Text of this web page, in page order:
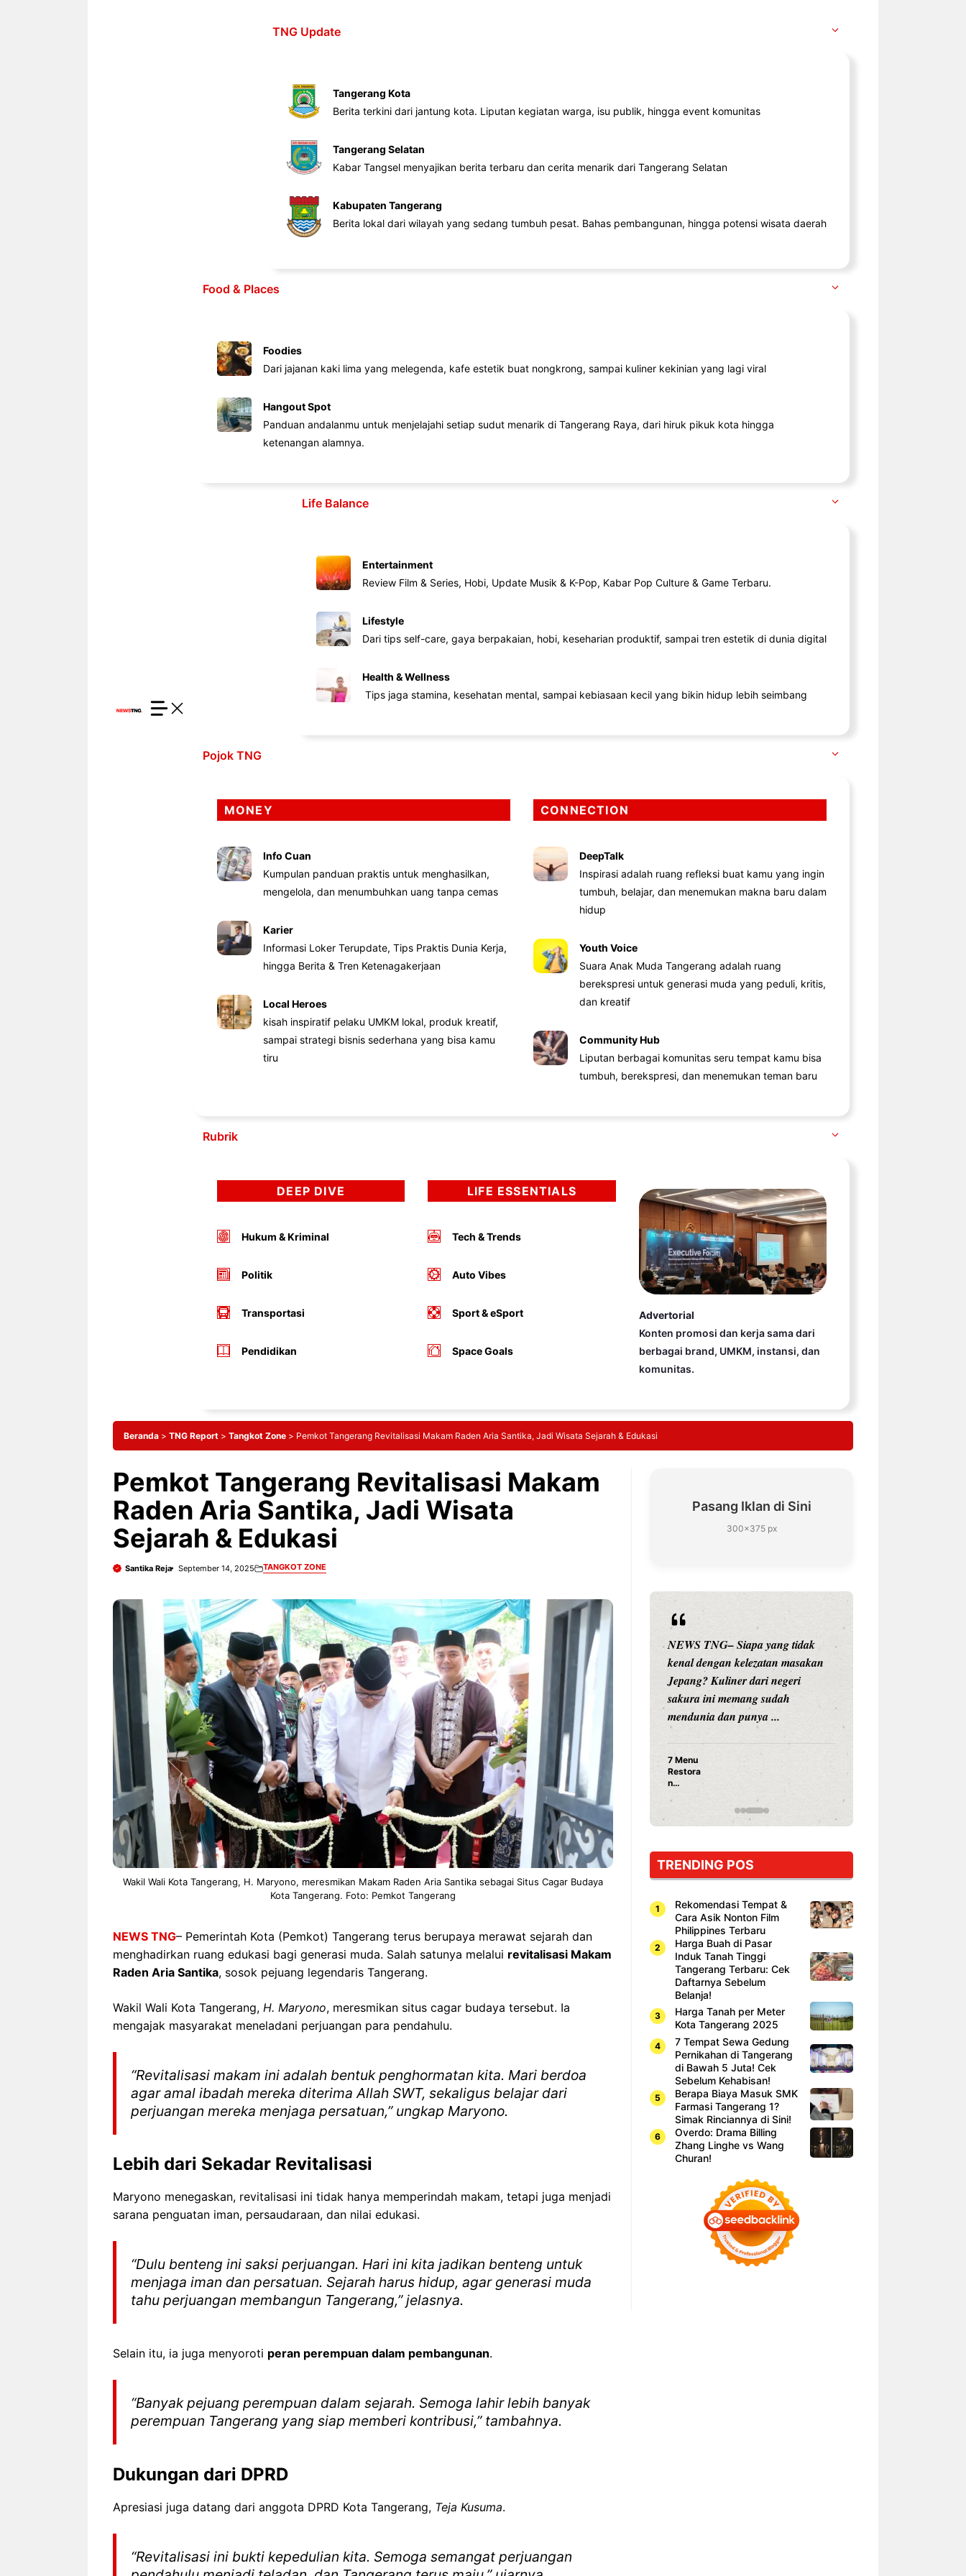
TNG Update
Tangerang Kota
Berita terkini dari jantung kota. Liputan kegiatan warga, isu publik, hingga event komunitas
Tangerang Selatan
Kabar Tangsel menyajikan berita terbaru dan cerita menarik dari Tangerang Selatan
Kabupaten Tangerang
Berita lokal dari wilayah yang sedang tumbuh pesat. Bahas pembangunan, hingga potensi wisata daerah
Food & Places
Foodies
Dari jajanan kaki lima yang melegenda, kafe estetik buat nongkrong, sampai kuliner kekinian yang lagi viral
Hangout Spot
Panduan andalanmu untuk menjelajahi setiap sudut menarik di Tangerang Raya, dari hiruk pikuk kota hingga
ketenangan alamnya.
Life Balance
Entertainment
Review Film & Series, Hobi, Update Musik & K-Pop, Kabar Pop Culture & Game Terbaru.
Lifestyle
Dari tips self-care, gaya berpakaian, hobi, keseharian produktif, sampai tren estetik di dunia digital
Health & Wellness
Tips jaga stamina, kesehatan mental, sampai kebiasaan kecil yang bikin hidup lebih seimbang
Pojok TNG
MONEY
Info Cuan
Kumpulan panduan praktis untuk menghasilkan,
mengelola, dan menumbuhkan uang tanpa cemas
Karier
Informasi Loker Terupdate, Tips Praktis Dunia Kerja,
hingga Berita & Tren Ketenagakerjaan
Local Heroes
kisah inspiratif pelaku UMKM lokal, produk kreatif,
sampai strategi bisnis sederhana yang bisa kamu
tiru
CONNECTION
DeepTalk
Inspirasi adalah ruang refleksi buat kamu yang ingin
tumbuh, belajar, dan menemukan makna baru dalam
hidup
Youth Voice
Suara Anak Muda Tangerang adalah ruang
berekspresi untuk generasi muda yang peduli, kritis,
dan kreatif
Community Hub
Liputan berbagai komunitas seru tempat kamu bisa
tumbuh, berekspresi, dan menemukan teman baru
Rubrik
DEEP DIVE
Hukum & Kriminal
Politik
Transportasi
Pendidikan
LIFE ESSENTIALS
Tech & Trends
Auto Vibes
Sport & eSport
Space Goals
Advertorial
Konten promosi dan kerja sama dari
berbagai brand, UMKM, instansi, dan
komunitas.
Beranda > TNG Report > Tangkot Zone > Pemkot Tangerang Revitalisasi Makam Raden Aria Santika, Jadi Wisata Sejarah & Edukasi
Pemkot Tangerang Revitalisasi Makam
Raden Aria Santika, Jadi Wisata
Sejarah & Edukasi
Santika Reja September 14, 2025 TANGKOT ZONE
Wakil Wali Kota Tangerang, H. Maryono, meresmikan Makam Raden Aria Santika sebagai Situs Cagar Budaya
Kota Tangerang. Foto: Pemkot Tangerang
NEWS TNG– Pemerintah Kota (Pemkot) Tangerang terus berupaya merawat sejarah dan
menghadirkan ruang edukasi bagi generasi muda. Salah satunya melalui revitalisasi Makam
Raden Aria Santika, sosok pejuang legendaris Tangerang.
Wakil Wali Kota Tangerang, H. Maryono, meresmikan situs cagar budaya tersebut. Ia
mengajak masyarakat meneladani perjuangan para pendahulu.
“Revitalisasi makam ini adalah bentuk penghormatan kita. Mari berdoa
agar amal ibadah mereka diterima Allah SWT, sekaligus belajar dari
perjuangan mereka menjaga persatuan,” ungkap Maryono.
Lebih dari Sekadar Revitalisasi
Maryono menegaskan, revitalisasi ini tidak hanya memperindah makam, tetapi juga menjadi
sarana penguatan iman, persaudaraan, dan nilai edukasi.
“Dulu benteng ini saksi perjuangan. Hari ini kita jadikan benteng untuk
menjaga iman dan persatuan. Sejarah harus hidup, agar generasi muda
tahu perjuangan membangun Tangerang,” jelasnya.
Selain itu, ia juga menyoroti peran perempuan dalam pembangunan.
“Banyak pejuang perempuan dalam sejarah. Semoga lahir lebih banyak
perempuan Tangerang yang siap memberi kontribusi,” tambahnya.
Dukungan dari DPRD
Apresiasi juga datang dari anggota DPRD Kota Tangerang, Teja Kusuma.
“Revitalisasi ini bukti kepedulian kita. Semoga semangat perjuangan
Pasang Iklan di Sini
300×375 px
NEWS TNG– Siapa sangka, dua
nama besar di dunia hiburan,
Nunung Srimulat dan Vicky
Prasetyo, kini merambah dunia
Nunung Srimulat & Vicky
Prasetyo Buka Restoran
Ayam Panggang! Cuma Rp
15 Ribu, Resep Rahasia
Mami Bikin Nagih!
NEWS TNG– Bandung –
Menyambut pergantian tahun
2026, restoran all you can eat
Kakkoii All You Can Eat Bandung
menghadirkan ...
Sambut 2026, Kakkoii
Bandung Hadirkan Pesta All
You Can Eat Mulai Rp
145.000
NEWS TNG– Pernah gak sih
kamu mulai ngerjain sesuatu cuma
buat iseng-iseng, eh ternyata malah
jadi peluang bisnis yang
menguntungkan? ...
Dari Iseng Jadi Cuan: Kisah
TUM_ATUL yang Ubah
Hampers Jadi Bisnis Kece
NEWS TNG– Siapa yang tidak
kenal dengan kelezatan masakan
Jepang? Kuliner dari negeri
sakura ini memang sudah
mendunia dan punya ...
7 Menu
Restora
n
yang
Dicoba,
Cuma
Sushi!
TRENDING POS
Rekomendasi Tempat &
Cara Asik Nonton Film
Philippines Terbaru
Harga Buah di Pasar
Induk Tanah Tinggi
Tangerang Terbaru: Cek
Daftarnya Sebelum
Belanja!
Harga Tanah per Meter
Kota Tangerang 2025
7 Tempat Sewa Gedung
Pernikahan di Tangerang
di Bawah 5 Juta! Cek
Sebelum Kehabisan!
Berapa Biaya Masuk SMK
Farmasi Tangerang 1?
Simak Rinciannya di Sini!
Overdo: Drama Billing
Zhang Linghe vs Wang
Churan!